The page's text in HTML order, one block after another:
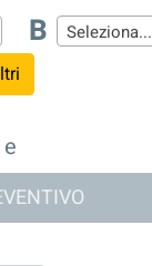
B Seleziona...